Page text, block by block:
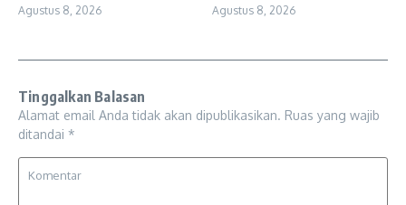
Agustus 8, 2026 Agustus 8, 2026
Tinggalkan Balasan
Alamat email Anda tidak akan dipublikasikan. Ruas yang wajib
ditandai *